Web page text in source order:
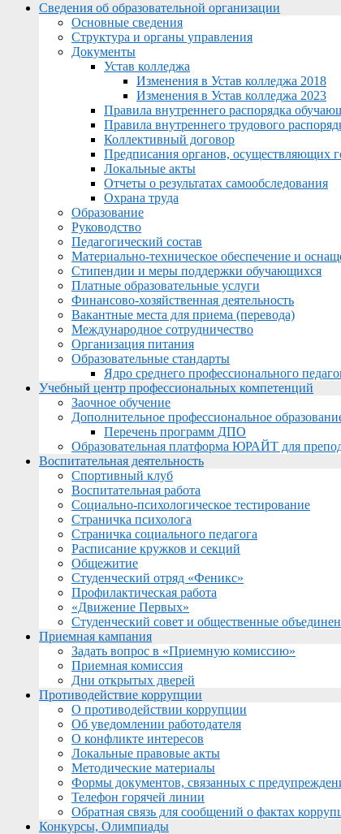
Menu
Сведения об образовательной организации
Основные сведения
Структура и органы управления
Документы
Устав колледжа
Изменения в Устав колледжа 2018
Изменения в Устав колледжа 2023
Правила внутреннего распорядка
Правила внутреннего трудового
Коллективный договор
Предписания органов, осуществляющих
Локальные акты
Отчеты о результатах самообследования
Охрана труда
Образование
Руководство
Педагогический состав
Материально-техническое обеспечение и
Стипендии и меры поддержки обучающихся
Платные образовательные услуги
Финансово-хозяйственная деятельность
Вакантные места для приема (перевода)
Международное сотрудничество
Организация питания
Образовательные стандарты
Ядро среднего профессионального
Учебный центр профессиональных компетенций
Заочное обучение
Дополнительное профессиональное
Перечень программ ДПО
Образовательная платформа ЮРАЙТ для
Воспитательная деятельность
Спортивный клуб
Воспитательная работа
Социально-психологическое тестирование
Страничка психолога
Страничка социального педагога
Расписание кружков и секций
Общежитие
Студенческий отряд «Феникс»
Профилактическая работа
«Движение Первых»
Студенческий совет и общественные
Приемная кампания
Задать вопрос в «Приемную комиссию»
Приемная комиссия
Дни открытых дверей
Противодействие коррупции
О противодействии коррупции
Об уведомлении работодателя
О конфликте интересов
Локальные правовые акты
Методические материалы
Формы документов, связанных с
Телефон горячей линии
Обратная связь для сообщений о фактах
Конкурсы, Олимпиады